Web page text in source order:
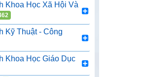
(109)
(406)
khoa học sinh viên (174)
Khoa Học Xã Hội Và
Kỹ Thuật - Công
Khoa Học Giáo Dục